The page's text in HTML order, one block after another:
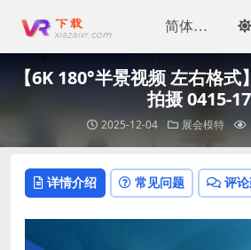
【6K 180°半景视频 左右格
拍摄 0415-17
2025-12-04 展会模特
详情介绍 常见问题 评